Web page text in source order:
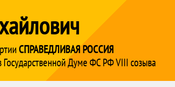
СПРАВЕДЛИВАЯ РОССИЯ
Государственной Думе ФС РФ VIII созыва